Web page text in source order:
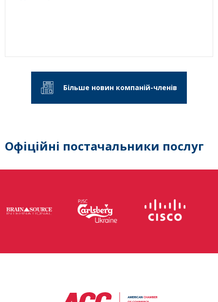
Більше новин компаній-членів
Офіційні постачальники послуг